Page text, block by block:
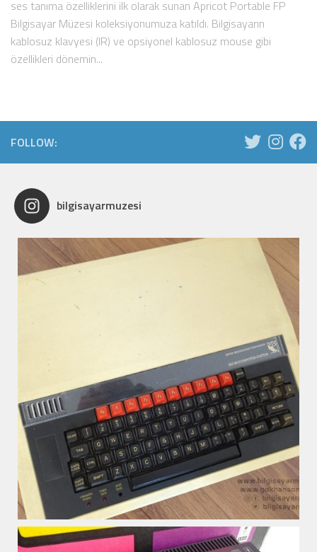
ses tanıma özelliklerini ilk olarak sunan Apricot Portable FP
Bilgisayar Müzesi koleksiyonumuza katıldı. Bilgisayarın
kablosuz klavyesi (IR) ve opsiyonel kablosuz mouse gibi
özellikleri dönemin...
FOLLOW:
bilgisayarmuzesi